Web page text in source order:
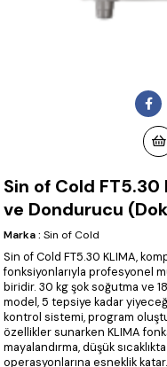
Sin of Cold
ve Dondurucu
Marka : Sin of Cold
Sin of Cold FT5.30 KLIMA,
fonksiyonlarıyla profesyonel
biridir. 30 kg şok soğutma ve
model, 5 tepsiye kadar
kontrol sistemi, program
özellikler sunarken KLIMA
mayalandırma, düşük
operasyonlarına esneklik katar.